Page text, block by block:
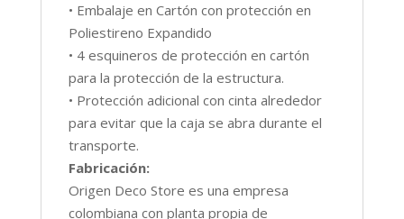
• Embalaje en Cartón con protección en
Poliestireno Expandido
• 4 esquineros de protección en cartón
para la protección de la estructura.
• Protección adicional con cinta alrededor
para evitar que la caja se abra durante el
transporte.
Fabricación:
Origen Deco Store es una empresa
colombiana con planta propia de